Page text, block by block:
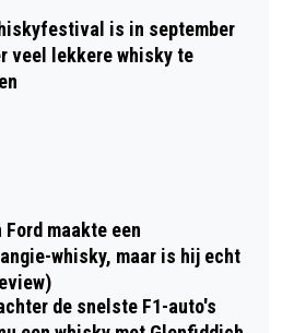
is in september
veel lekkere whisky te
Ford maakte een
whisky, maar is hij echt
de snelste F1-auto's